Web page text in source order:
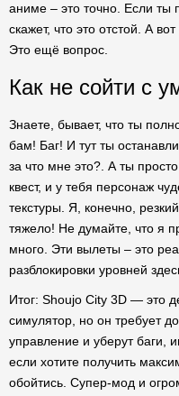
аниме – это точно. Если ты
скажет, что это отстой. А
Это ещё вопрос.
Как не сойти с
Знаете, бывает, что ты
бам! Баг! И тут ты
за что мне это?. А ты
квест, и у тебя персонаж
текстуры. Я, конечно,
тяжело! Не думайте, что я
много. Эти вылеты – это
разблокировки уровней
Итог: Shoujo City 3D — это
симулятор, но он требует
управление и уберут баги,
если хотите получить
обойтись. Супер-мод и